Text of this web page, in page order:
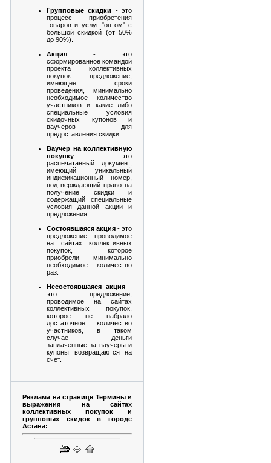
Групповые скидки
- это
процесс приобретения
товаров и услуг "оптом" с
большой скидкой (от 50%
до 90%).
Акция - это
сформированное командой
проекта коллективных
покупок предложение,
имеющее сроки
проведения, минимально
необходимое количество
участников и какие либо
специальные условия
скидочных купонов и
ваучеров для
предоставления скидки.
Ваучер на коллективную
покупку - это
распечатанный документ,
имеющий уникальный
индификационный номер,
подтверждающий право на
получение скидки и
содержащий специальные
условия данной акции и
предложения.
Состоявшаяся акция - это
предложение, проводимое
на сайтах коллективных
покупок, которое
приобрели минимально
необходимое количество
раз.
Несостоявшаяся акция -
это предложение,
проводимое на сайтах
коллективных покупок,
которое не набрало
достаточное количество
участников, в таком
случае деньги
заплаченные за ваучеры и
купоны возвращаются на
счет.
Реклама на странице Термины и
выражения на сайтах
коллективных покупок и
групповых скидок в городе
Астана: